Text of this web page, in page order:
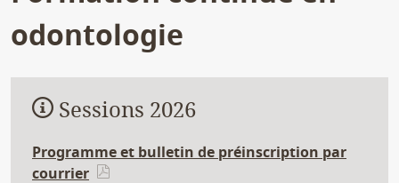
odontologie
Information : Sessions 2026
Programme et bulletin de préinscription par
courrier